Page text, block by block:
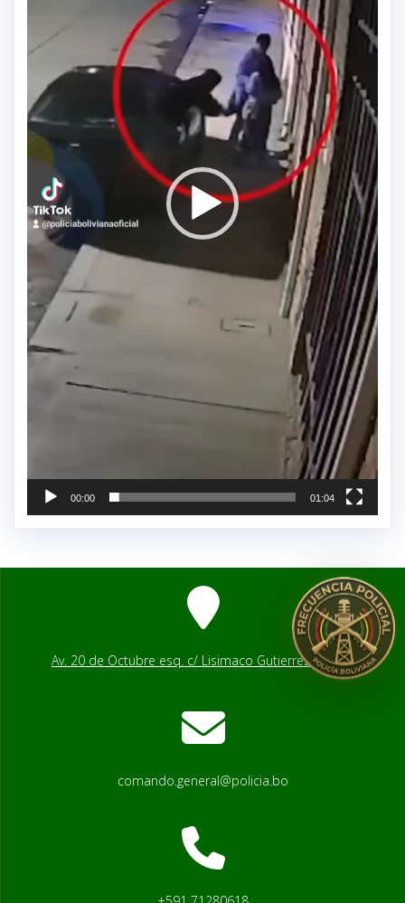
00:00 01:04
Av. 20 de Octubre esq. c/ Lisimaco Gutierrez # 2541
comando.general@policia.bo